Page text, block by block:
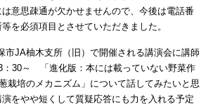
意思疎通が欠かせませんので、今後は電話番
を必須項目とさせていただきました。
市JA柚木支所（旧）で開催される講演会に講師
：30～ 「進化版：本には載っていない野菜作
栽培のメカニズム」について話してみたいと思
をやや短くして質疑応答にも力を入れる予定